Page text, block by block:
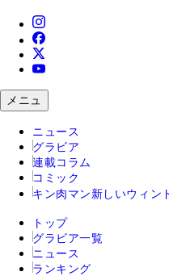
メニュ
ニュース
グラビア
連載コラム
コミック
キン肉マン 新しいウィン
トップ
グラビア一覧
ニュース
ランキング